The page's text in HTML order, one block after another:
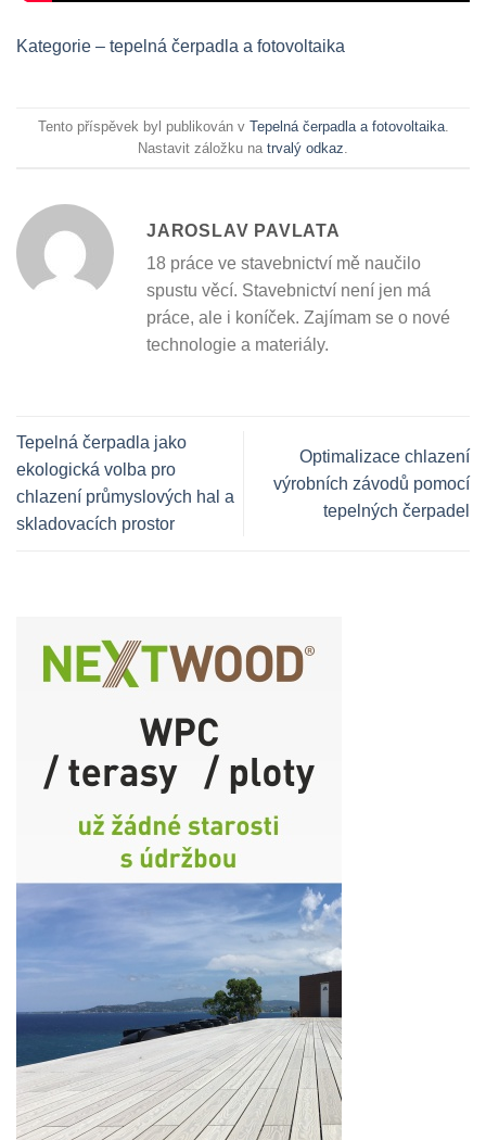
Kategorie – tepelná čerpadla a fotovoltaika
Tento příspěvek byl publikován v Tepelná čerpadla a fotovoltaika.
Nastavit záložku na trvalý odkaz
JAROSLAV PAVLATA
18 práce ve stavebnictví mě naučilo
spustu věcí. Stavebnictví není jen má
práce, ale i koníček. Zajímam se o nové
technologie a materiály.
Tepelná čerpadla jako
ekologická volba pro
chlazení průmyslových hal a
skladovacích prostor
Optimalizace chlazení
výrobních závodů pomocí
tepelných čerpadel